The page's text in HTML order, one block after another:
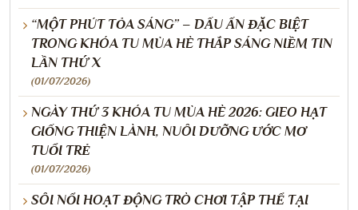
“MỘT PHÚT TỎA SÁNG” – DẤU ẤN ĐẶC BIỆT
TRONG KHÓA TU MÙA HÈ THẮP SÁNG NIỀM TIN
LẦN THỨ X
(01/07/2026)
NGÀY THỨ 3 KHÓA TU MÙA HÈ 2026: GIEO HẠT
GIỐNG THIỆN LÀNH, NUÔI DƯỠNG ƯỚC MƠ
TUỔI TRẺ
(01/07/2026)
SÔI NỔI HOẠT ĐỘNG TRÒ CHƠI TẬP THỂ TẠI